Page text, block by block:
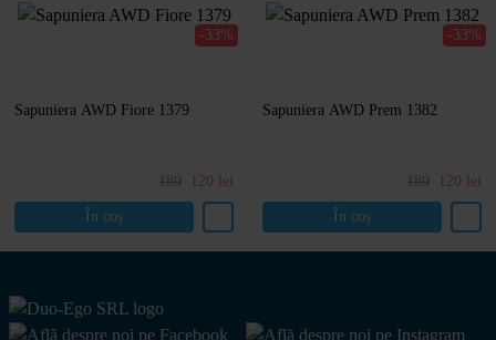
-33%
Sapuniera AWD Fiore 1379
180 120 lei
În coș
-33%
Sapuniera AWD Prem 1382
180 120 lei
În coș